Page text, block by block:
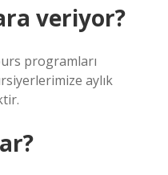
veriyor?
programları
aylık